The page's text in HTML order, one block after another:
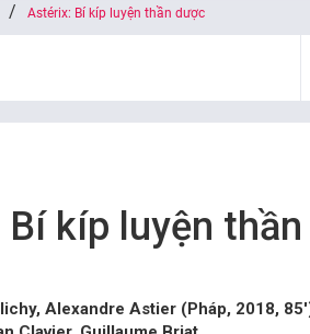
EVÉNEMENTS
LIVRE ET DÉBAT D’IDÉES
RÉSIDENCES D'ARTISTES
/ Astérix: Bí kíp luyện thần dược
kíp luyện
Alexandre Astier (Pháp, 2018,